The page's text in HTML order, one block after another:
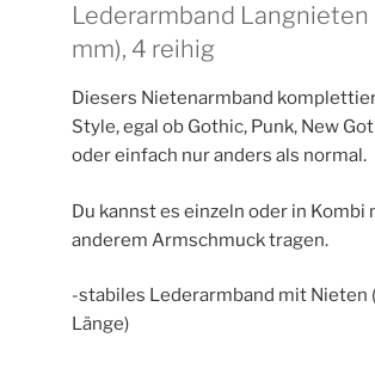
Lederarmband Langnieten
mm), 4 reihig
Diesers Nietenarmband
Style, egal ob Gothic, Punk, New
oder einfach nur anders als normal.
Du kannst es einzeln oder in Kombi
anderem Armschmuck tragen.
-stabiles Lederarmband mit Nieten
Länge)